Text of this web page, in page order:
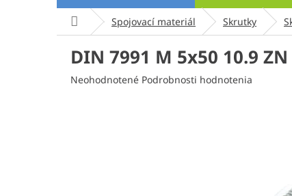
DomovSpojovací materiál Skrutky
DIN 7991 M 5x50 10.9
Priemerné
Neohodnotené Podrobnosti hodnotenia